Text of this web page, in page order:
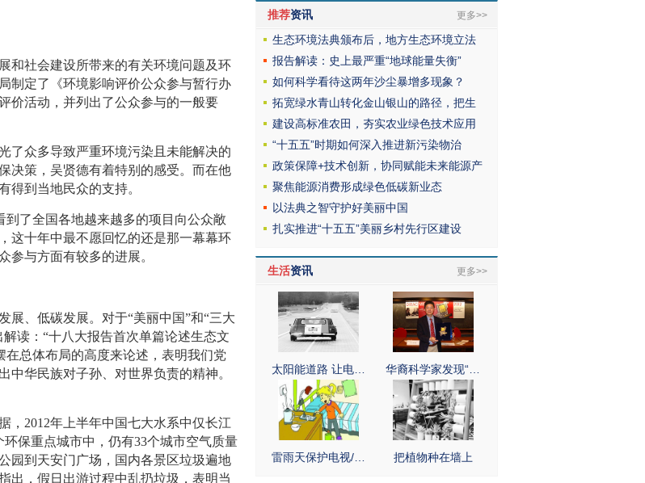
社会建设所带来的有关环境问题及环
制定了《环境影响评价公众参与暂行办
价活动，并列出了公众参与的一般要
众多导致严重环境污染且未能解决的
决策，吴贤德有着特别的感受。而在他
得到当地民众的支持。
了全国各地越来越多的项目向公众敞
这十年中最不愿回忆的还是那一幕幕环
参与方面有较多的进展。
、低碳发展。对于“美丽中国”和“三大
读：“十八大报告首次单篇论述生态文
在总体布局的高度来论述，表明我们党
中华民族对子孙、对世界负责的精神。
2012年上半年中国七大水系中仅长江
保重点城市中，仍有33个城市空气质量
园到天安门广场，国内各景区垃圾遍地
出，假日出游过程中乱扔垃圾，表明当
推荐资讯 更多>>
生态环境法典颁布后，地方生态环境立法
报告解读：史上最严重“地球能量失衡”
如何科学看待这两年沙尘暴增多现象？
拓宽绿水青山转化金山银山的路径，把生
建设高标准农田，夯实农业绿色技术应用
“十五五”时期如何深入推进新污染物治
政策保障+技术创新，协同赋能未来能源产
聚焦能源消费形成绿色低碳新业态
以法典之智守护好美丽中国
扎实推进“十五五”美丽乡村先行区建设
生活资讯 更多>>
太阳能道路 让电… 华裔科学家发现“…
雷雨天保护电视/… 把植物种在墙上